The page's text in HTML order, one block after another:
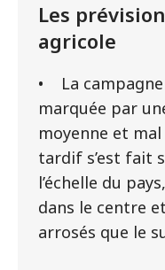
Les
agricole
• La campagne
marquée par
moyenne et
tardif s’est fait
l’échelle du
dans le centre
arrosés que le